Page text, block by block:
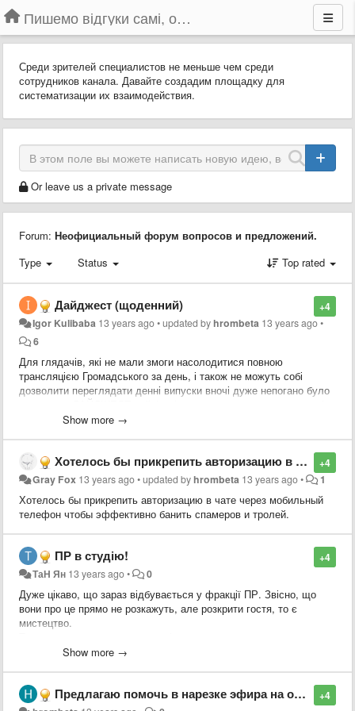
Пишемо відгуки самі, обговорюємо інші ідеї та пропозиції до Громадського Телебачення
Среди зрителей специалистов не меньше чем среди
сотрудников канала. Давайте создадим площадку для
систематизации их взаимодействия.
Or leave us a private message
Forum: Неофициальный форум вопросов и предложений.
Type
Status Top rated
+4
Дайджест (щоденний)
Igor Kulibaba 13 years ago•updated byhrombeta 13 years ago•
6
Для глядачів, які не мали змоги насолодитися повною
трансляцією Громадського за день, і також не можуть собі
дозволити переглядати денні випуски вночі дуже непогано було
б готувати ДАЙДЖЕСТ найцікавішого за день - коротко основні
меседжі гостей, головні новини за день, 15-30 хв. Переглянувши
Show more →
+4
Хотелось бы прикрепить авторизацию в чате через мобильный телефон чтобы эффективно банить спамеров и тролей.
Gray Fox 13 years ago•updated byhrombeta 13 years ago• 1
Хотелось бы прикрепить авторизацию в чате через мобильный
телефон чтобы эффективно банить спамеров и тролей.
+4
ПР в студію!
ТаН Ян 13 years ago• 0
Дуже цікаво, що зараз відбувається у фракції ПР. Звісно, що
вони про це прямо не розкажуть, але розкрити гостя, то є
мистецтво.
Вона не чистокровна регіоналка, весь час тусовалась з
Show more →
+4
Предлагаю помочь в нарезке эфира на отдельные ролики. Волонтёры оставляем заявки. Остальные могут помоч комментируя тему С указанием ФИО гостя и началом и концом по верменной шкале.